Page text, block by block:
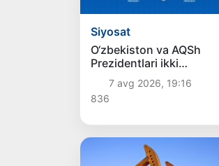
Siyosat
O‘zbekiston va AQSh
Prezidentlari ikki
tomonlama
munosabatlarni yanada
mustahkamlash
7 avg 2026, 19:16
836